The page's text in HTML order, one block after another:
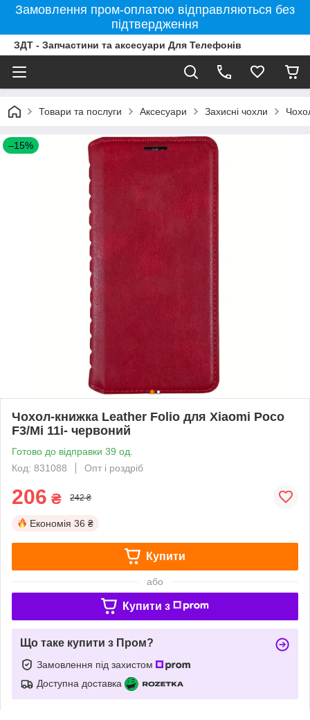
Замовлення пром-оплатою відправляються без
підтвердження
ЗДТ - Запчастини та аксесуари Для Телефонів
Товари та послуги Аксесуари Захисні чохли
–15%
Чохол-книжка Leather Folio для Xiaomi Poco
F3/Mi 11i- червоний
Готово до відправки 39 од.
Код: 831088
Опт і роздріб
206 ₴ 242 ₴
Економія 36 ₴
Купити
або
Купити з
Що таке купити з Пром?
Замовлення під захистом
Доступна доставка